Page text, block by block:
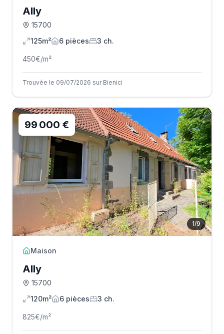
Ally
15700
125m²
6 pièces 3 ch.
450€/m²
Trouvée le 09/07/2026 sur Bienici
1/9
99 000 €
Maison
Ally
15700
120m²
6 pièces 3 ch.
825€/m²